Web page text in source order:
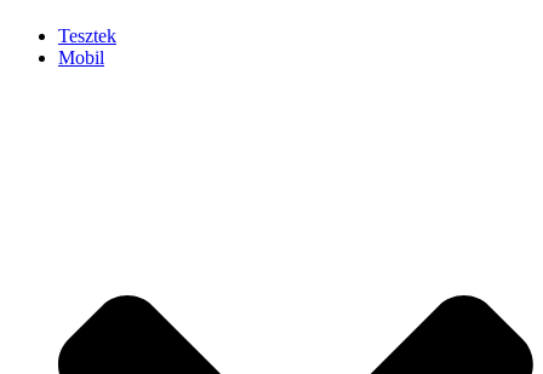
Tesztek
Mobil